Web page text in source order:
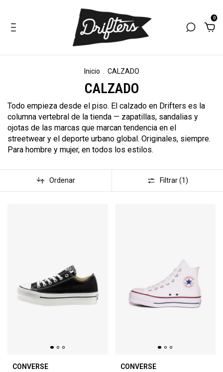
0
Inicio CALZADO
CALZADO
Todo empieza desde el piso. El calzado en Drifters es la
columna vertebral de la tienda — zapatillas, sandalias y
ojotas de las marcas que marcan tendencia en el
streetwear y el deporte urbano global. Originales, siempre.
Para hombre y mujer, en todos los estilos.
Ordenar Filtrar (1)
CONVERSE
CONVERSE